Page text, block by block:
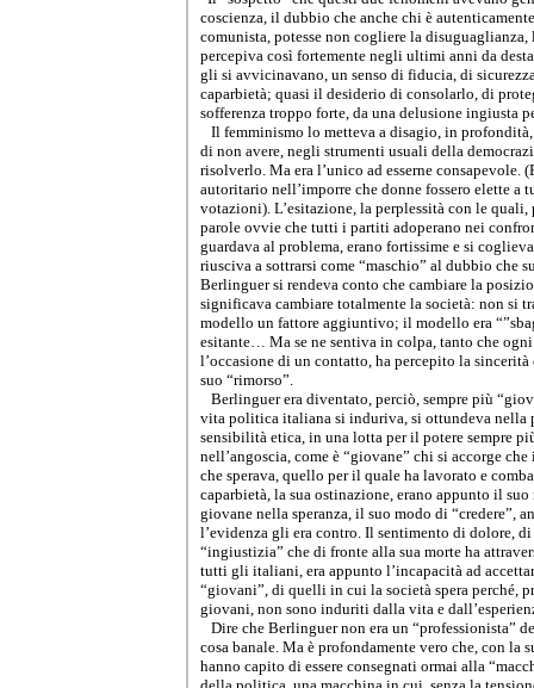
coscienza, il dubbio che anche chi è
comunista, potesse non cogliere la
percepiva così fortemente negli ultimi anni da
gli si avvicinavano, un senso di fiducia, di
caparbietà; quasi il desiderio di consolarlo, di
sofferenza troppo forte, da una delusione ingiusta
Il femminismo lo metteva a disagio, in profondità,
di non avere, negli strumenti usuali della
risolverlo. Ma era l’unico ad esserne consapevole.
autoritario nell’imporre che donne fossero elette a
votazioni). L’esitazione, la perplessità con le
parole ovvie che tutti i partiti adoperano nei
guardava al problema, erano fortissime e si
riusciva a sottrarsi come “maschio” al dubbio che
Berlinguer si rendeva conto che cambiare la
significava cambiare totalmente la società: non si
modello un fattore aggiuntivo; il modello era
esitante… Ma se ne sentiva in colpa, tanto che
l’occasione di un contatto, ha percepito la
suo “rimorso”.
Berlinguer era diventato, perciò, sempre più
vita politica italiana si induriva, si ottundeva nella
sensibilità etica, in una lotta per il potere sempre
nell’angoscia, come è “giovane” chi si accorge
che sperava, quello per il quale ha lavorato e
caparbietà, la sua ostinazione, erano appunto il suo
giovane nella speranza, il suo modo di “credere”,
l’evidenza gli era contro. Il sentimento di dolore, di
“ingiustizia” che di fronte alla sua morte ha
tutti gli italiani, era appunto l’incapacità ad
“giovani”, di quelli in cui la società spera perché,
giovani, non sono induriti dalla vita e
Dire che Berlinguer non era un “professionista”
cosa banale. Ma è profondamente vero che, con la
hanno capito di essere consegnati ormai alla